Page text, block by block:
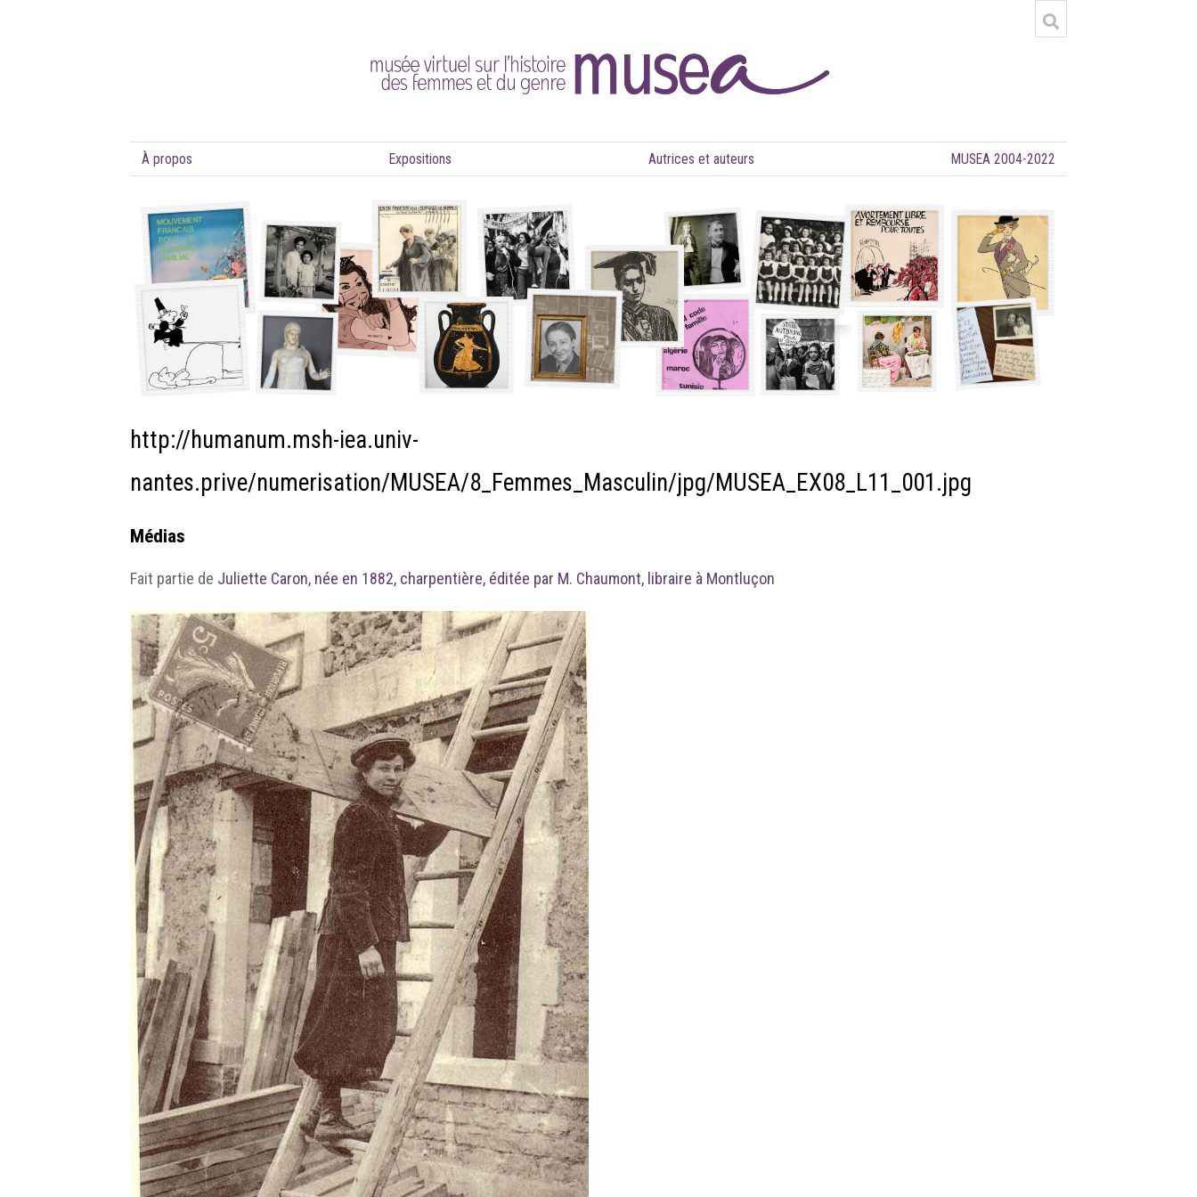
À propos Expositions Autrices et auteurs MUSEA 2004-2022
http://humanum.msh-iea.univ-
nantes.prive/numerisation/MUSEA/8_Femmes_Masculin/jpg/MUSEA_EX08_L11_001.jpg
Médias
Fait partie de Juliette Caron, née en 1882, charpentière, éditée par M. Chaumont, libraire à Montluçon